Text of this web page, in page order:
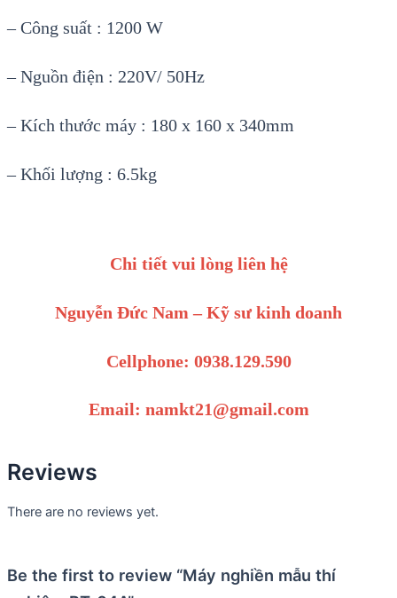
– Công suất : 1200 W
– Nguồn điện : 220V/ 50Hz
– Kích thước máy : 180 x 160 x 340mm
– Khối lượng : 6.5kg
Chi tiết vui lòng liên hệ
Nguyễn Đức Nam – Kỹ sư kinh doanh
Cellphone: 0938.129.590
Email: namkt21@gmail.com
Reviews
There are no reviews yet.
Be the first to review “Máy nghiền mẫu thí